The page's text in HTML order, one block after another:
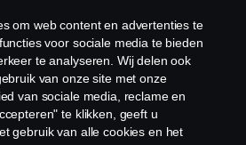
om web content en advertenties te
voor sociale media te bieden
te analyseren. Wij delen ook
van onze site met onze
van sociale media, reclame en
te klikken, geeft u
gebruik van alle cookies en het